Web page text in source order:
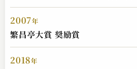
2007年
繁昌亭大賞 奨励賞
2018年